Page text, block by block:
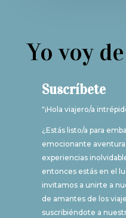
Yo voy
Suscríbete
"¡Hola viajero/a
¿Estás listo/a para
emocionante
experiencias
entonces estás en el
invitamos a unirte a
de amantes de los
suscribiéndote a